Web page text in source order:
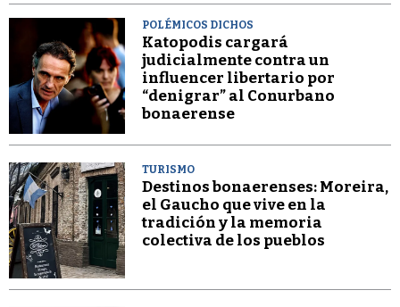
POLÉMICOS DICHOS
Katopodis cargará
judicialmente contra un
influencer libertario por
“denigrar” al Conurbano
bonaerense
TURISMO
Destinos bonaerenses: Moreira,
el Gaucho que vive en la
tradición y la memoria
colectiva de los pueblos